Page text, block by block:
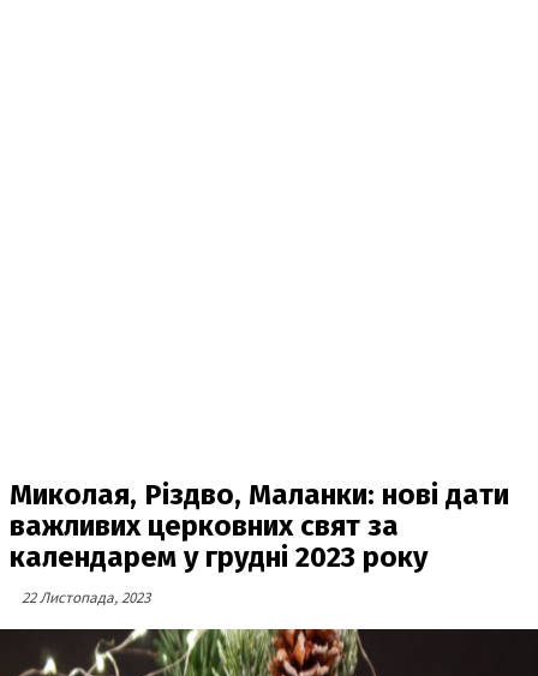
Миколая, Різдво, Маланки: нові дати
важливих церковних свят за
календарем у грудні 2023 року
22 Листопада, 2023